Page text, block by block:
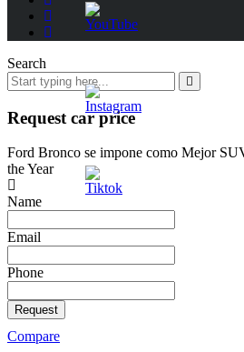
Search
Request car price
Ford Bronco se impone como Mejor
the Year
Name
Email
Phone
Request
Compare